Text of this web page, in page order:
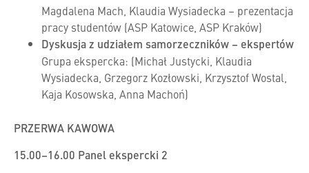
Magdalena Mach, Klaudia Wysiadecka – prezentacja
pracy studentów (ASP Katowice, ASP Kraków)
Dyskusja z udziałem samorzeczników – ekspertów
Grupa ekspercka: (Michał Justycki, Klaudia
Wysiadecka, Grzegorz Kozłowski, Krzysztof Wostal,
Kaja Kosowska, Anna Machoń)
PRZERWA KAWOWA
15.00–16.00 Panel ekspercki 2